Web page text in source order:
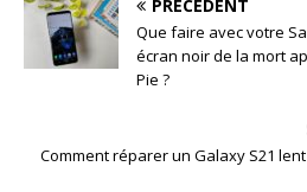
PRÉCÉDENT
Que faire avec votre
écran noir de la mort
Pie ?
Comment réparer un Galaxy S21